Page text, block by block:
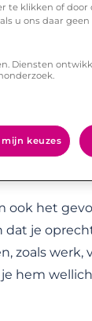
al heel
een
flinke
het juiste
ook het
dat je
zoals werk,
hem
te klikken of
u ons daar
Diensten
keuzes